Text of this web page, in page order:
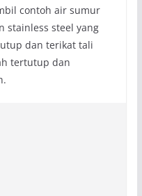
contoh air sumur
stainless steel yang
dan terikat tali
tertutup dan